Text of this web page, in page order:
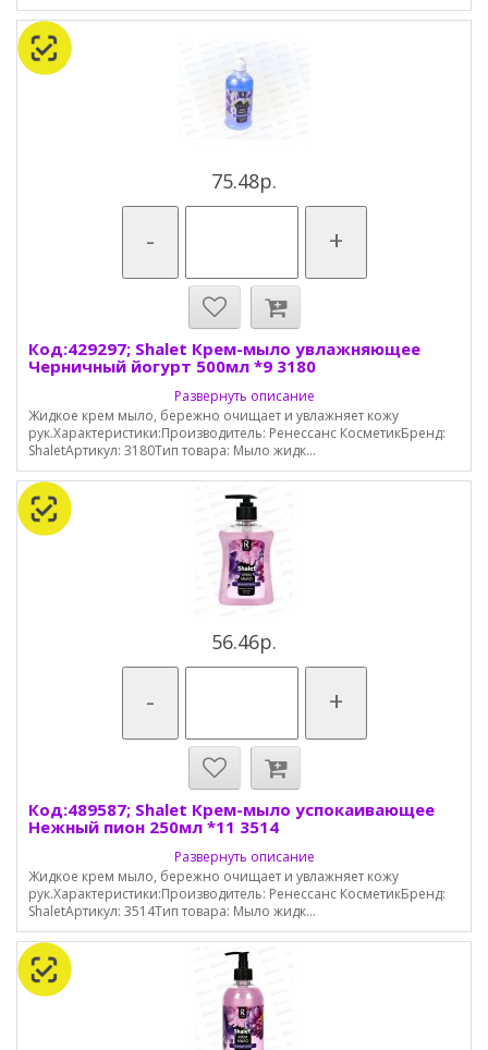
75.48р.
- +
Код:429297; Shalet Крем-мыло увлажняющее
Черничный йогурт 500мл *9 3180
Развернуть описание
Жидкое крем мыло, бережно очищает и увлажняет кожу
рук.Характеристики:Производитель: Ренессанс КосметикБренд:
ShaletАртикул: 3180Тип товара: Мыло жидк...
56.46р.
- +
Код:489587; Shalet Крем-мыло успокаивающее
Нежный пион 250мл *11 3514
Развернуть описание
Жидкое крем мыло, бережно очищает и увлажняет кожу
рук.Характеристики:Производитель: Ренессанс КосметикБренд:
ShaletАртикул: 3514Тип товара: Мыло жидк...